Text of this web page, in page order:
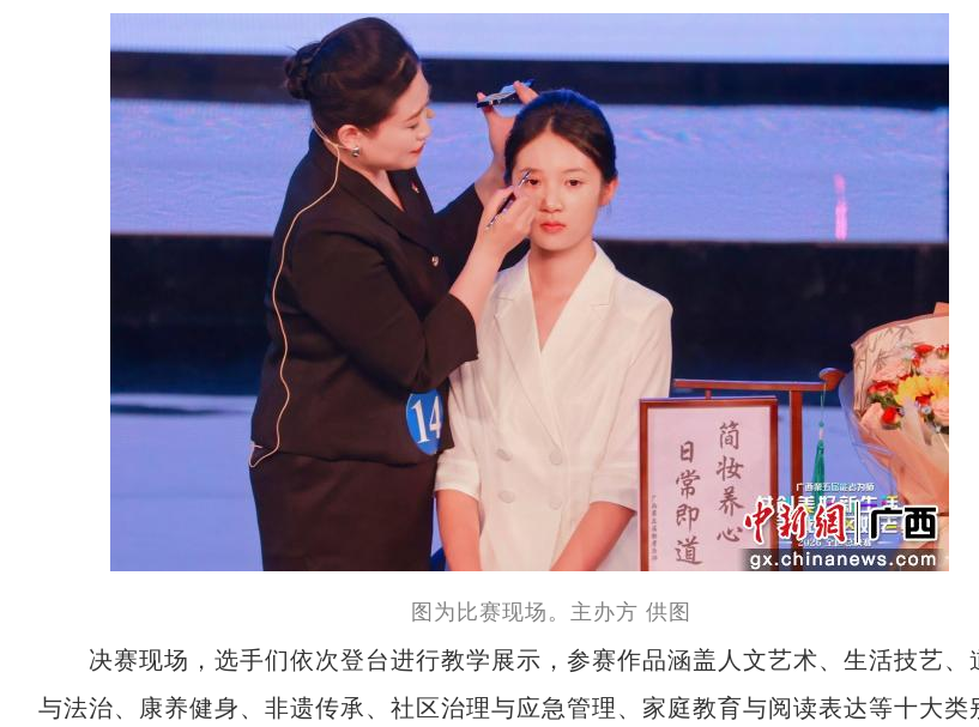
图为比赛现场。主办方 供图
决赛现场，选手们依次登台进行教学展示，参赛作品涵盖人文艺术、生活技艺、
与法治、康养健身、非遗传承、社区治理与应急管理、家庭教育与阅读表达等十大类